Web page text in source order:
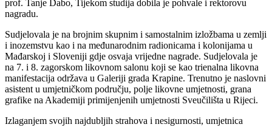
prof. Tanje Dabo, Tijekom studija dobila je pohvale i rektorovu
nagradu.
Sudjelovala je na brojnim skupnim i samostalnim izložbama u zemlji
i inozemstvu kao i na međunarodnim radionicama i kolonijama u
Mađarskoj i Sloveniji gdje osvaja vrijedne nagrade. Sudjelovala je
na 7. i 8. zagorskom likovnom salonu koji se kao trienalna likovna
manifestacija održava u Galeriji grada Krapine. Trenutno je naslovni
asistent u umjetničkom području, polje likovne umjetnosti, grana
grafike na Akademiji primijenjenih umjetnosti Sveučilišta u Rijeci.
Izlaganjem svojih najdubljih strahova i nesigurnosti, umjetnica